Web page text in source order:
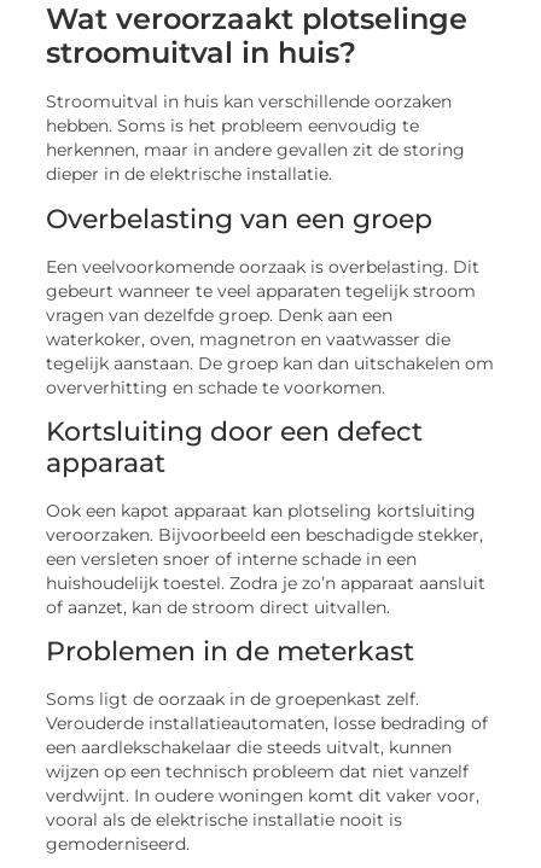
Wat veroorzaakt plotselinge
stroomuitval in huis?
Stroomuitval in huis kan verschillende oorzaken
hebben. Soms is het probleem eenvoudig te
herkennen, maar in andere gevallen zit de storing
dieper in de elektrische installatie.
Overbelasting van een groep
Een veelvoorkomende oorzaak is overbelasting. Dit
gebeurt wanneer te veel apparaten tegelijk stroom
vragen van dezelfde groep. Denk aan een
waterkoker, oven, magnetron en vaatwasser die
tegelijk aanstaan. De groep kan dan uitschakelen om
oververhitting en schade te voorkomen.
Kortsluiting door een defect
apparaat
Ook een kapot apparaat kan plotseling kortsluiting
veroorzaken. Bijvoorbeeld een beschadigde stekker,
een versleten snoer of interne schade in een
huishoudelijk toestel. Zodra je zo’n apparaat aansluit
of aanzet, kan de stroom direct uitvallen.
Problemen in de meterkast
Soms ligt de oorzaak in de groepenkast zelf.
Verouderde installatieautomaten, losse bedrading of
een aardlekschakelaar die steeds uitvalt, kunnen
wijzen op een technisch probleem dat niet vanzelf
verdwijnt. In oudere woningen komt dit vaker voor,
vooral als de elektrische installatie nooit is
gemoderniseerd.